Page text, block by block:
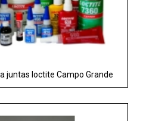
juntas loctite Campo Grande